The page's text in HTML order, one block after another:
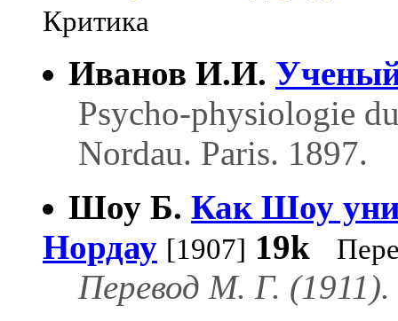
Критика
Иванов И.И.
Psycho-physiologie
Nordau. Paris. 1897.
Шоу Б. Как Шоу
Нордау [1907] 19k
Перевод М. Г. (1911).